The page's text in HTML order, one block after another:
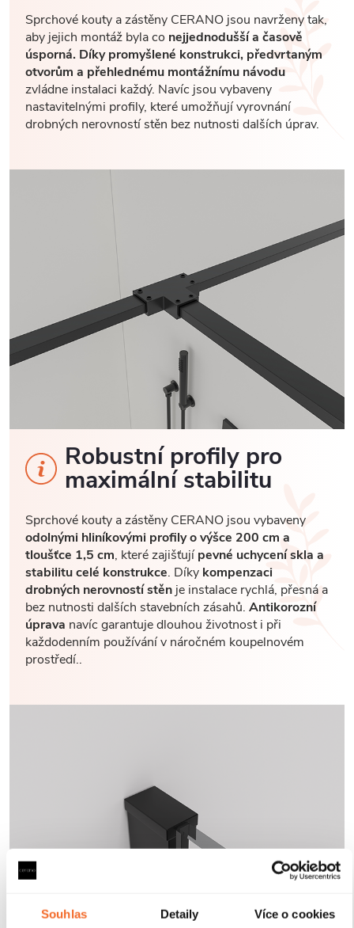
Souhlas Detaily Více o cookies
Sprchové kouty a zástěny CERANO jsou navrženy tak,
aby jejich montáž byla co nejjednodušší a časově
úsporná. Díky promyšlené konstrukci, předvrtaným
otvorům a přehlednému montážnímu návodu
zvládne instalaci každý. Navíc jsou vybaveny
nastavitelnými profily, které umožňují vyrovnání
drobných nerovností stěn bez nutnosti dalších úprav.
Robustní profily pro
maximální stabilitu
Sprchové kouty a zástěny CERANO jsou vybaveny
odolnými hliníkovými profily o výšce 200 cm a
tloušťce 1,5 cm, které zajišťujípevné uchycení skla a
stabilitu celé konstrukce. Díky kompenzaci
drobných nerovností stěnje instalace rychlá, přesná a
bez nutnosti dalších stavebních zásahů. Antikorozní
úprava navíc garantuje dlouhou životnost i při
každodenním používání v náročném koupelnovém
prostředí..